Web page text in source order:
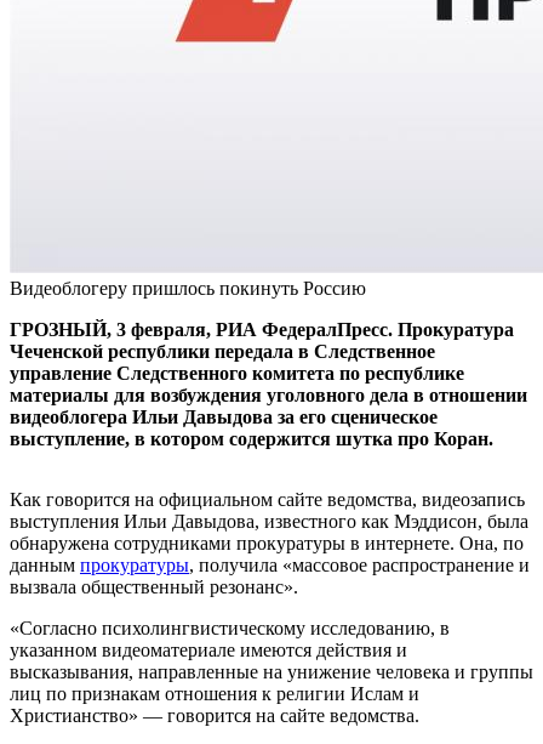
Видеоблогеру пришлось покинуть Россию
ГРОЗНЫЙ, 3 февраля, РИА ФедералПресс. Прокуратура
Чеченской республики передала в Следственное
управление Следственного комитета по республике
материалы для возбуждения уголовного дела в отношении
видеоблогера Ильи Давыдова за его сценическое
выступление, в котором содержится шутка про Коран.
Как говорится на официальном сайте ведомства, видеозапись
выступления Ильи Давыдова, известного как Мэддисон, была
обнаружена сотрудниками прокуратуры в интернете. Она, по
данным прокуратуры, получила «массовое распространение и
вызвала общественный резонанс».
«Согласно психолингвистическому исследованию, в
указанном видеоматериале имеются действия и
высказывания, направленные на унижение человека и группы
лиц по признакам отношения к религии Ислам и
Христианство» — говорится на сайте ведомства.